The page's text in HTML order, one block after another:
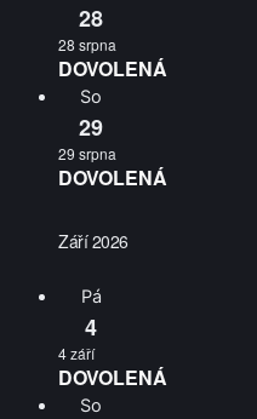
28
DOVOLENÁ
28 srpna
So
29
DOVOLENÁ
29 srpna
Září 2026
Pá
4
DOVOLENÁ
4 září
So